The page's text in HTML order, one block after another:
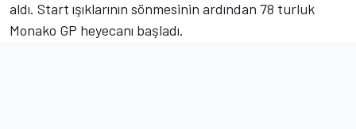
aldı. Start ışıklarının sönmesinin ardından 78 turluk
Monako GP heyecanı başladı.